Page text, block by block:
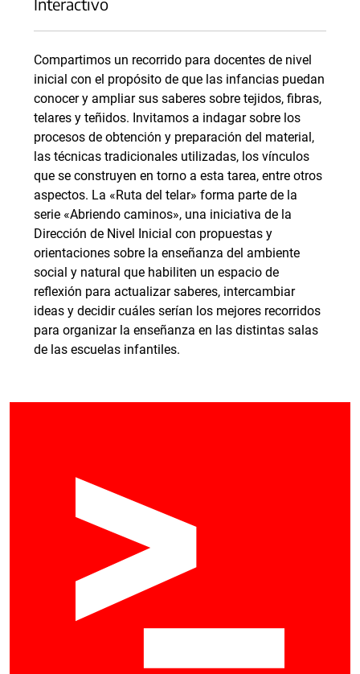
Compartimos un recorrido para docentes de nivel
inicial con el propósito de que las infancias puedan
conocer y ampliar sus saberes sobre tejidos, fibras,
telares y teñidos. Invitamos a indagar sobre los
procesos de obtención y preparación del material,
las técnicas tradicionales utilizadas, los vínculos
que se construyen en torno a esta tarea, entre otros
aspectos. La «Ruta del telar» forma parte de la
serie «Abriendo caminos», una iniciativa de la
Dirección de Nivel Inicial con propuestas y
orientaciones sobre la enseñanza del ambiente
social y natural que habiliten un espacio de
reflexión para actualizar saberes, intercambiar
ideas y decidir cuáles serían los mejores recorridos
para organizar la enseñanza en las distintas salas
de las escuelas infantiles.